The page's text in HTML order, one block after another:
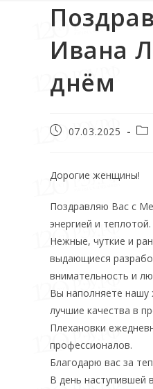
Ивана
днём
07.03.2025
Дорогие женщины!
Поздравляю Вас с
энергией и теплотой.
Нежные, чуткие и
выдающиеся
внимательность и
Вы наполняете нашу
лучшие качества в
Плехановки
профессионалов.
Благодарю вас за
В день наступившей